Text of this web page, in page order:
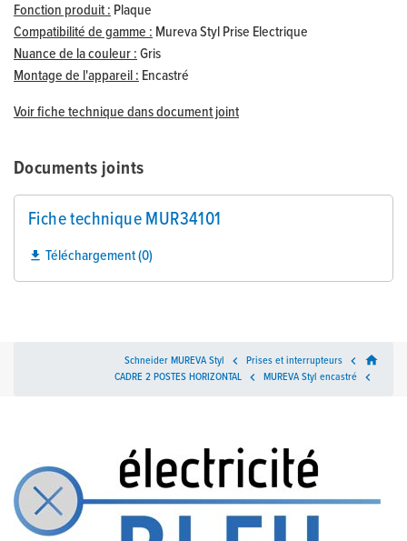
Fonction produit : Plaque
Compatibilité de gamme : Mureva Styl Prise Electrique
Nuance de la couleur :Gris
Montage de l'appareil : Encastré
Voir fiche technique dans document joint
Documents joints
Fiche technique MUR34101
 Téléchargement (0)
home

Prises et interrupteurs

Schneider MUREVA Styl

MUREVA Styl encastré

CADRE 2 POSTES HORIZONTAL